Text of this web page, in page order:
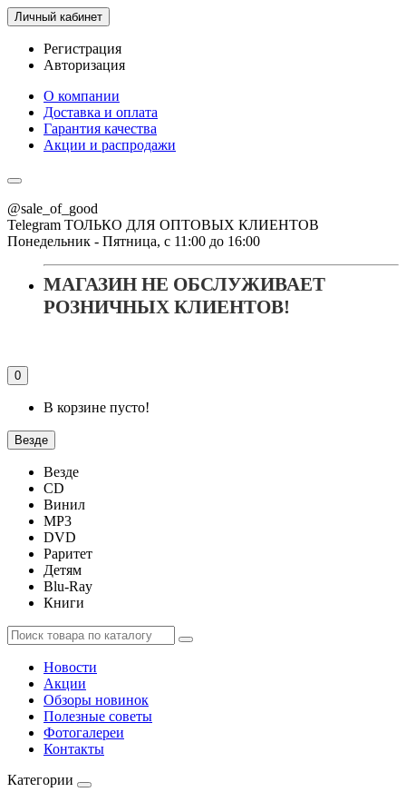
Личный кабинет
Регистрация
Авторизация
О компании
Доставка и оплата
Гарантия качества
Акции и распродажи
@sale_of_good
Telegram ТОЛЬКО ДЛЯ ОПТОВЫХ КЛИЕНТОВ
Понедельник - Пятница, с 11:00 до 16:00
МАГАЗИН НЕ ОБСЛУЖИВАЕТ
РОЗНИЧНЫХ КЛИЕНТОВ!
0
В корзине пусто!
Везде
Везде
CD
Винил
MP3
DVD
Раритет
Детям
Blu-Ray
Книги
Новости
Акции
Обзоры новинок
Полезные советы
Фотогалереи
Контакты
Категории